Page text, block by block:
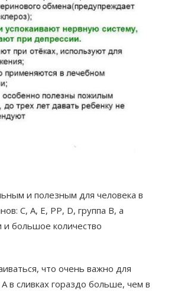
и полезным для человека в
С, А, Е, РР, D, группа В, а
и большое количество
что очень важно для
в сливках гораздо больше, чем в